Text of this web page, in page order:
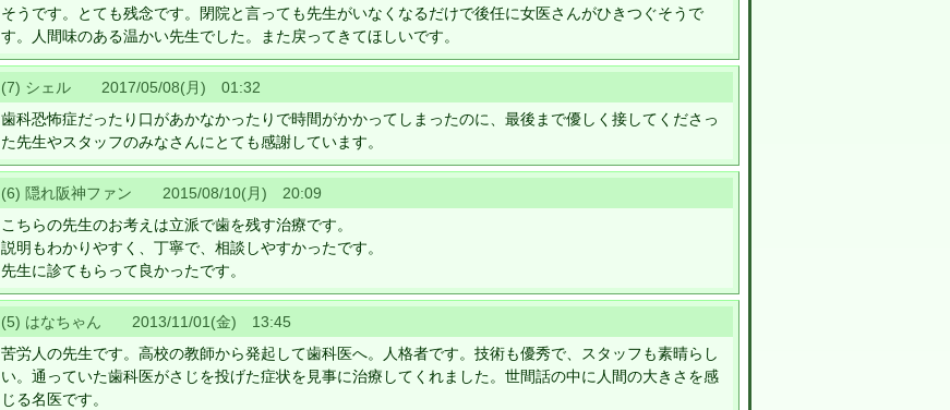
そうです。とても残念です。閉院と言っても先生がいなくなるだけで後任に女医さんがひきつぐそうで
す。人間味のある温かい先生でした。また戻ってきてほしいです。
(7) シェル 2017/05/08(月) 01:32
歯科恐怖症だったり口があかなかったりで時間がかかってしまったのに、最後まで優しく接してくださっ
た先生やスタッフのみなさんにとても感謝しています。
(6) 隠れ阪神ファン 2015/08/10(月) 20:09
こちらの先生のお考えは立派で歯を残す治療です。
説明もわかりやすく、丁寧で、相談しやすかったです。
先生に診てもらって良かったです。
(5) はなちゃん 2013/11/01(金) 13:45
苦労人の先生です。高校の教師から発起して歯科医へ。人格者です。技術も優秀で、スタッフも素晴らし
い。通っていた歯科医がさじを投げた症状を見事に治療してくれました。世間話の中に人間の大きさを感
じる名医です。